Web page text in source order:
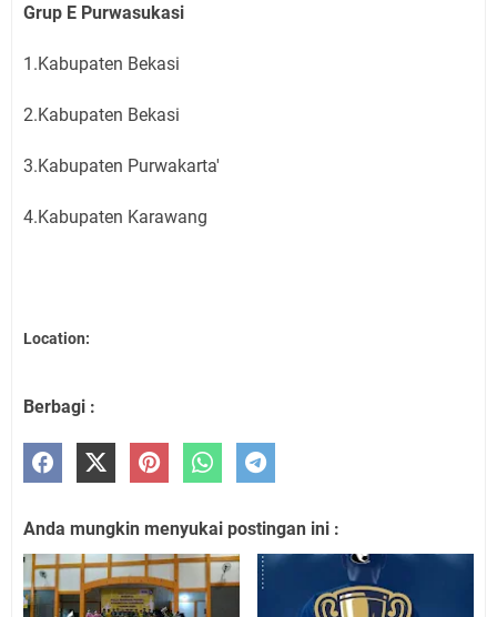
Grup E Purwasukasi
1.Kabupaten Bekasi
2.Kabupaten Bekasi
3.Kabupaten Purwakarta'
4.Kabupaten Karawang
Location:
Berbagi :
Anda mungkin menyukai postingan ini :